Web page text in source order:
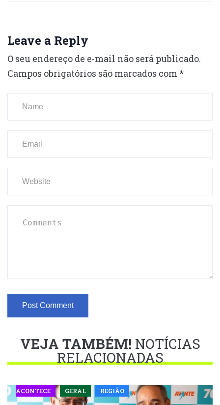
Leave a Reply
O seu endereço de e-mail não será publicado.
Campos obrigatórios são marcados com *
VEJA TAMBÉM! NOTÍCIAS
RELACIONADAS
ACONTECE GERAL REGIÃO